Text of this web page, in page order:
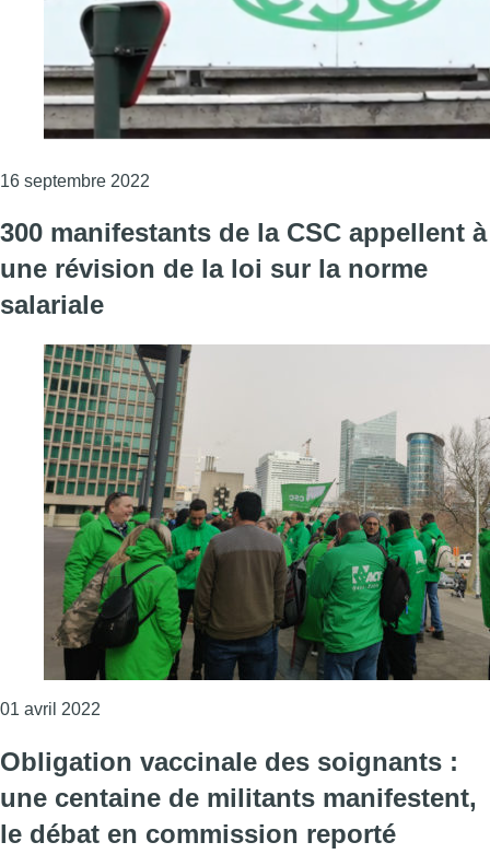
16 septembre 2022
300 manifestants de la CSC appellent à
une révision de la loi sur la norme
salariale
01 avril 2022
Obligation vaccinale des soignants :
une centaine de militants manifestent,
le débat en commission reporté